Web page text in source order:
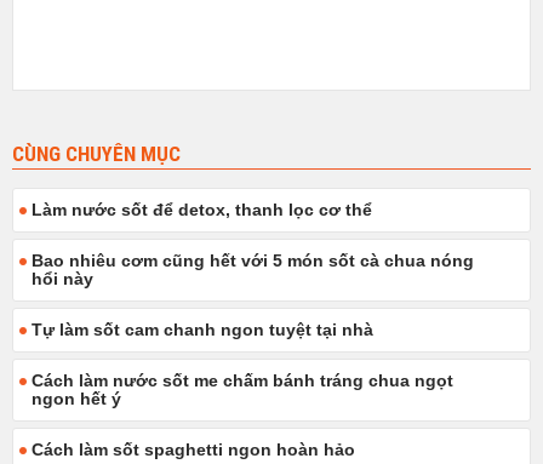
CÙNG CHUYÊN MỤC
Làm nước sốt để detox, thanh lọc cơ thể
Bao nhiêu cơm cũng hết với 5 món sốt cà chua nóng
hổi này
Tự làm sốt cam chanh ngon tuyệt tại nhà
Cách làm nước sốt me chấm bánh tráng chua ngọt
ngon hết ý
Cách làm sốt spaghetti ngon hoàn hảo